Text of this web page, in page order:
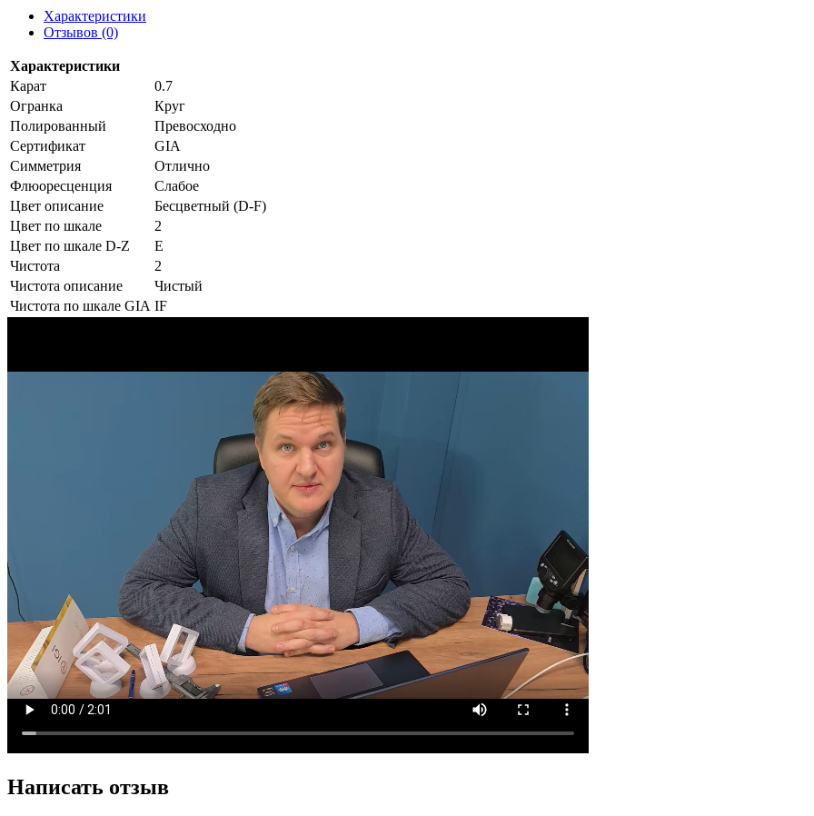
Характеристики
Отзывов (0)
Характеристики
Карат
0.7
Огранка
Круг
Полированный
Превосходно
Сертификат
GIA
Симметрия
Отлично
Флюоресценция
Слабое
Цвет описание
Бесцветный (D-F)
Цвет по шкале
2
Цвет по шкале D-Z
E
Чистота
2
Чистота описание
Чистый
Чистота по шкале GIA IF
Написать отзыв